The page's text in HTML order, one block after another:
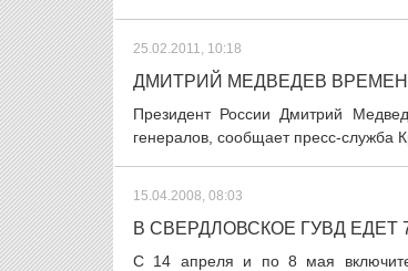
25.02.2011, 10:18
ДМИТРИЙ МЕДВЕДЕВ
Президент России Дмитрий
генералов, сообщает пресс-служба
15.04.2008, 08:03
В СВЕРДЛОВСКОЕ ГУВД ЕДЕТ
С 14 апреля и по 8 мая